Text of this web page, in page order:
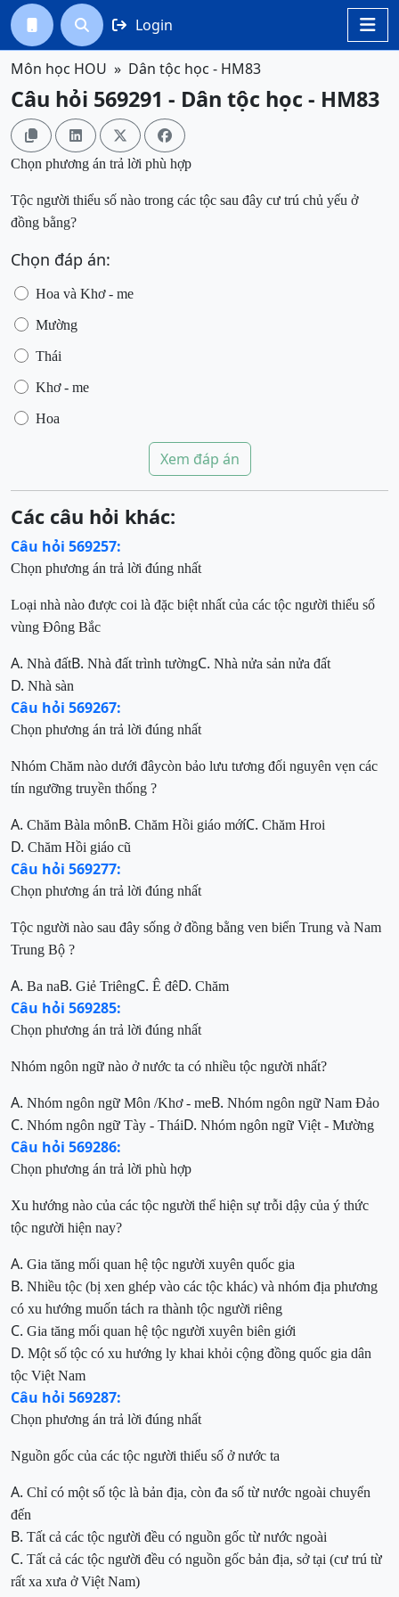

  Login
Môn học HOU Dân tộc học - HM83
Câu hỏi 569291 - Dân tộc học - HM83
   
Chọn phương án trả lời phù hợp
Tộc người thiểu số nào trong các tộc sau đây cư trú chủ yếu ở
đồng bằng?
Chọn đáp án:
Hoa và Khơ - me
Mường
Thái
Khơ - me
Hoa
Xem đáp án
Các câu hỏi khác:
Câu hỏi 569257:
Chọn phương án trả lời đúng nhất
Loại nhà nào được coi là đặc biệt nhất của các tộc người thiểu số
vùng Đông Bắc
A. Nhà đấtB. Nhà đất trình tườngC. Nhà nửa sản nửa đất
D. Nhà sàn
Câu hỏi 569267:
Chọn phương án trả lời đúng nhất
Nhóm Chăm nào dưới đâycòn bảo lưu tương đối nguyên vẹn các
tín ngưỡng truyền thống ?
A. Chăm Bàla mônB. Chăm Hồi giáo mớíC. Chăm Hroi
D. Chăm Hồi giáo cũ
Câu hỏi 569277:
Chọn phương án trả lời đúng nhất
Tộc người nào sau đây sống ở đồng bằng ven biển Trung và Nam
Trung Bộ ?
A. Ba naB. Giẻ TriêngC. Ê đêD. Chăm
Câu hỏi 569285:
Chọn phương án trả lời đúng nhất
Nhóm ngôn ngữ nào ở nước ta có nhiều tộc người nhất?
A. Nhóm ngôn ngữ Môn /Khơ - meB. Nhóm ngôn ngữ Nam Đảo
C. Nhóm ngôn ngữ Tày - TháiD. Nhóm ngôn ngữ Việt - Mường
Câu hỏi 569286:
Chọn phương án trả lời phù hợp
Xu hướng nào của các tộc người thể hiện sự trỗi dậy của ý thức
tộc người hiện nay?
A. Gia tăng mối quan hệ tộc người xuyên quốc gia
B. Nhiều tộc (bị xen ghép vào các tộc khác) và nhóm địa phương
có xu hướng muốn tách ra thành tộc người riêng
C. Gia tăng mối quan hệ tộc người xuyên biên giới
D. Một số tộc có xu hướng ly khai khỏi cộng đồng quốc gia dân
tộc Việt Nam
Câu hỏi 569287:
Chọn phương án trả lời đúng nhất
Nguồn gốc của các tộc người thiểu số ở nước ta
A. Chỉ có một số tộc là bản địa, còn đa số từ nước ngoài chuyển
đến
B. Tất cả các tộc người đều có nguồn gốc từ nước ngoài
C. Tất cả các tộc người đều có nguồn gốc bản địa, sở tại (cư trú từ
rất xa xưa ở Việt Nam)